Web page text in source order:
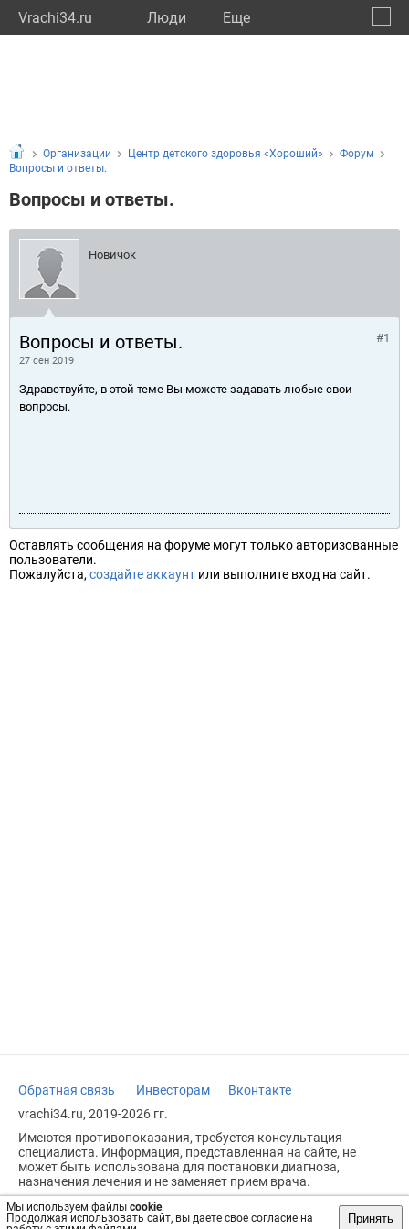
Vrachi34.ru Люди Eще
Мы используем файлы cookie.
Продолжая использовать сайт, вы даете свое согласие на
Принять
Организации Центр детского здоровья «Хороший»
Форум
Вопросы и ответы.
Вопросы и ответы.
Новичок
Вопросы и ответы.
27 сен 2019
#1
Здравствуйте, в этой теме Вы можете задавать любые свои
вопросы.
Оставлять сообщения на форуме могут только авторизованные
пользователи.
Пожалуйста, создайте аккаунт или выполните вход на сайт.
Обратная связь Инвесторам
Вконтакте
vrachi34.ru, 2019-2026 гг.
Имеются противопоказания, требуется консультация
специалиста. Информация, представленная на сайте, не
может быть использована для постановки диагноза,
назначения лечения и не заменяет прием врача.
Возрастное ограничение: 18+